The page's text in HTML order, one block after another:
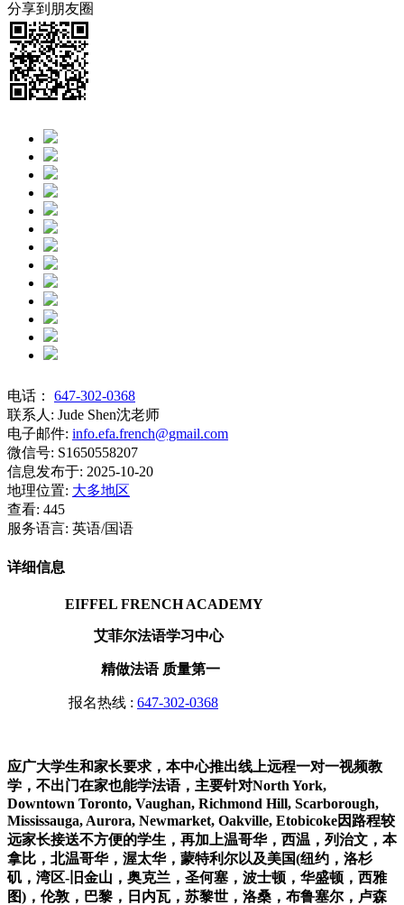
分享到朋友圈
电话：
647-302-0368
联系人: Jude Shen沈老师
电子邮件: info.efa.french@gmail.com
微信号: S1650558207
信息发布于: 2025-10-20
地理位置: 大多地区
查看: 445
服务语言: 英语/国语
详细信息
EIFFEL FRENCH ACADEMY
艾菲尔法语学习中心
精做法语 质量第一
报名热线 : 647-302-0368
应广大学生和家长要求，本中心推出线上远程一对一视频教
学，不出门在家也能学法语，主要针对North York,
Downtown Toronto, Vaughan, Richmond Hill, Scarborough,
Mississauga, Aurora, Newmarket, Oakville, Etobicoke因路程较
远家长接送不方便的学生，再加上温哥华，西温，列治文，本
拿比，北温哥华，渥太华，蒙特利尔以及美国(纽约，洛杉
矶，湾区-旧金山，奥克兰，圣何塞，波士顿，华盛顿，西雅
图)，伦敦，巴黎，日内瓦，苏黎世，洛桑，布鲁塞尔，卢森